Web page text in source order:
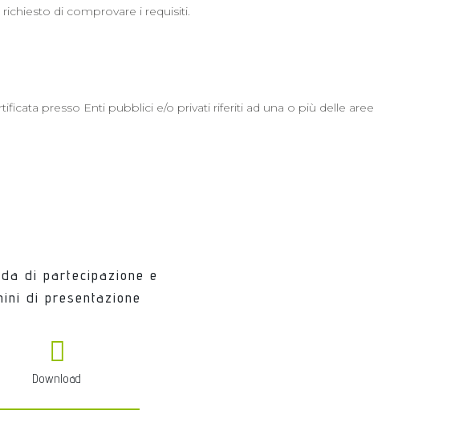
di comprovare i requisiti.
presso Enti pubblici e/o privati riferiti ad una o più delle aree
di partecipazione e
di presentazione
Download